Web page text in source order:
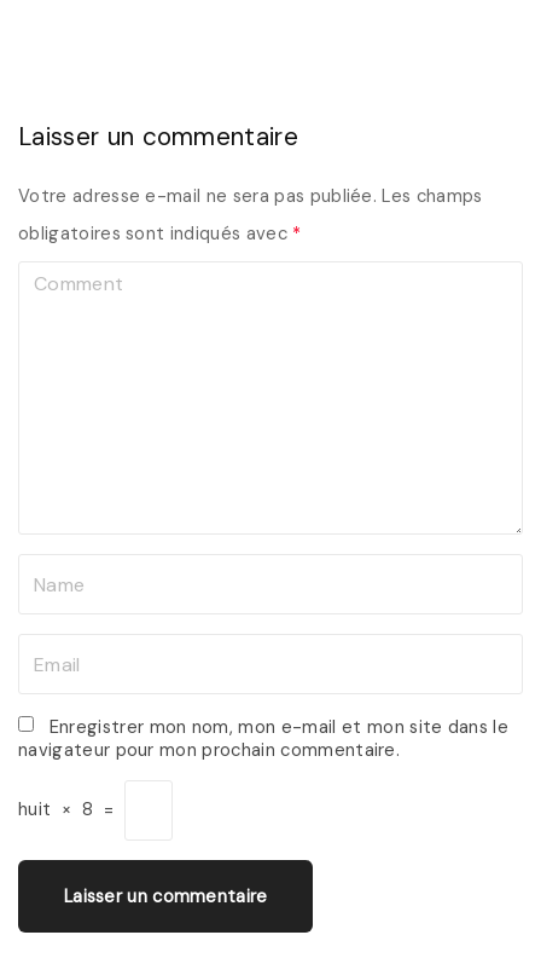
Laisser un commentaire
Votre adresse e-mail ne sera pas publiée. Les champs
obligatoires sont indiqués avec *
*
a
i
l
Enregistrer mon nom, mon e-mail et mon site dans le
navigateur pour mon prochain commentaire.
huit × 8 =